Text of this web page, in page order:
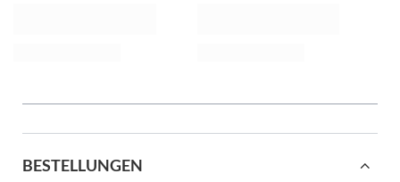
BESTELLUNGEN